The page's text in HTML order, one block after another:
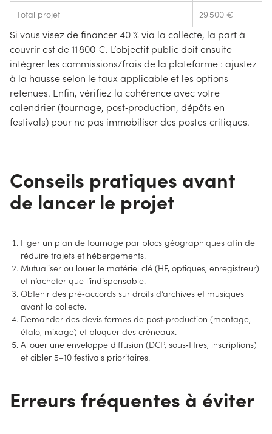
Total projet 29 500 €
Si vous visez de financer 40 % via la collecte, la part à
couvrir est de 11 800 €. L’objectif public doit ensuite
intégrer les commissions/frais de la plateforme : ajustez
à la hausse selon le taux applicable et les options
retenues. Enfin, vérifiez la cohérence avec votre
calendrier (tournage, post‑production, dépôts en
festivals) pour ne pas immobiliser des postes critiques.
Conseils pratiques avant
de lancer le projet
Figer un plan de tournage par blocs géographiques afin de
réduire trajets et hébergements.
Mutualiser ou louer le matériel clé (HF, optiques, enregistreur)
et n’acheter que l’indispensable.
Obtenir des pré‑accords sur droits d’archives et musiques
avant la collecte.
Demander des devis fermes de post‑production (montage,
étalo, mixage) et bloquer des créneaux.
Allouer une enveloppe diffusion (DCP, sous‑titres, inscriptions)
et cibler 5–10 festivals prioritaires.
Erreurs fréquentes à éviter